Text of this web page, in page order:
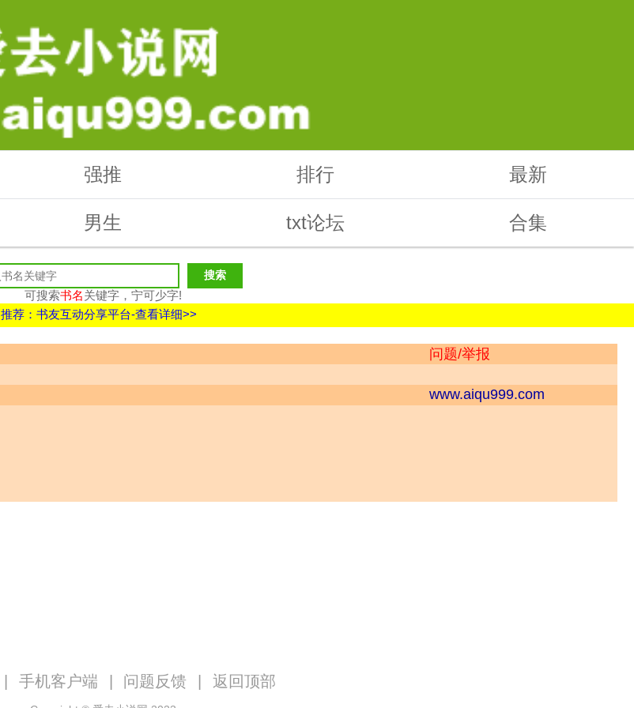
强推 排行 最新
男生 txt论坛 合集
可搜索书名关键字，宁可少字!
推荐：书友互动分享平台-查看详细>>
问题/举报
www.aiqu999.com
手机客户端 问题反馈 返回顶部